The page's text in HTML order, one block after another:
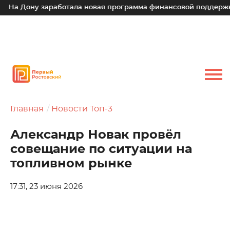
Дону заработала новая программа финансовой поддержки
Главная Новости Топ-3
Александр Новак провёл
совещание по ситуации на
топливном рынке
17:31, 23 июня 2026